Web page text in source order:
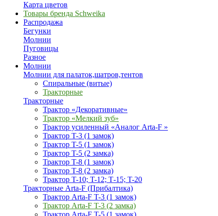
Карта цветов
Товары бренда Schweika
Распродажа
Бегунки
Молнии
Пуговицы
Разное
Молнии
Молнии для палаток,шатров,тентов
Спиральные (витые)
Тракторные
Тракторные
Трактор «Декоративные»
Трактор «Мелкий зуб»
Трактор усиленный «Аналог Arta-F »
Трактор T-3 (1 замок)
Трактор T-5 (1 замок)
Трактор T-5 (2 замка)
Трактор T-8 (1 замок)
Трактор T-8 (2 замка)
Трактор T-10; T-12; Т-15; T-20
Тракторные Arta-F (Прибалтика)
Трактор Arta-F T-3 (1 замок)
Трактор Arta-F T-3 (2 замка)
Трактор Arta-F T-5 (1 замок)